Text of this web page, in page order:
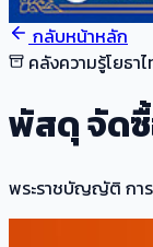
กลับหน้าหลัก
คลังความรู้โยธา
พัสดุ จัด
พระราชบัญญัติ การ